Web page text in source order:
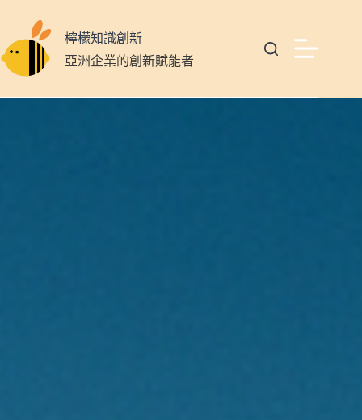
檸檬知識創新
亞洲企業的創新賦能者